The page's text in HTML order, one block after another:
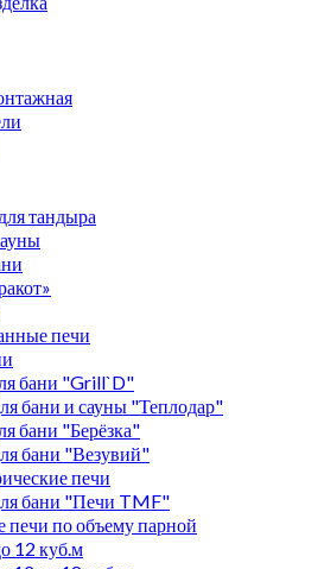
тандыра
печи
бани "Grill`D"
бани и сауны "Теплодар"
бани "Берёзка"
бани "Везувий"
печи
бани "Печи TMF"
печи по объему парной
12 куб.м